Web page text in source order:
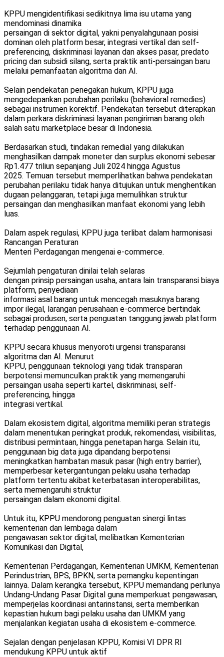
KPPU mengidentifikasi sedikitnya lima isu utama yang
mendominasi dinamika
persaingan di sektor digital, yakni penyalahgunaan posisi
dominan oleh platform besar, integrasi vertikal dan self-
preferencing, diskriminasi layanan dan akses pasar, predato
pricing dan subsidi silang, serta praktik anti-persaingan baru
melalui pemanfaatan algoritma dan AI.
Selain pendekatan penegakan hukum, KPPU juga
mengedepankan perubahan perilaku (behavioral remedies)
sebagai instrumen korektif. Pendekatan tersebut diterapkan
dalam perkara diskriminasi layanan pengiriman barang oleh
salah satu marketplace besar di Indonesia.
Berdasarkan studi, tindakan remedial yang dilakukan
menghasilkan dampak moneter dan surplus ekonomi sebesar
Rp1.477 triliun sepanjang Juli 2024 hingga Agustus
2025. Temuan tersebut memperlihatkan bahwa pendekatan
perubahan perilaku tidak hanya ditujukan untuk menghentikan
dugaan pelanggaran, tetapi juga memulihkan struktur
persaingan dan menghasilkan manfaat ekonomi yang lebih
luas.
Dalam aspek regulasi, KPPU juga terlibat dalam harmonisasi
Rancangan Peraturan
Menteri Perdagangan mengenai e-commerce.
Sejumlah pengaturan dinilai telah selaras
dengan prinsip persaingan usaha, antara lain transparansi biaya
platform, penyediaan
informasi asal barang untuk mencegah masuknya barang
impor ilegal, larangan perusahaan e-commerce bertindak
sebagai produsen, serta penguatan tanggung jawab platform
terhadap penggunaan AI.
KPPU secara khusus menyoroti urgensi transparansi
algoritma dan AI. Menurut
KPPU, penggunaan teknologi yang tidak transparan
berpotensi memunculkan praktik yang memengaruhi
persaingan usaha seperti kartel, diskriminasi, self-
preferencing, hingga
integrasi vertikal.
Dalam ekosistem digital, algoritma memiliki peran strategis
dalam menentukan peringkat produk, rekomendasi, visibilitas,
distribusi permintaan, hingga penetapan harga. Selain itu,
penggunaan big data juga dipandang berpotensi
meningkatkan hambatan masuk pasar (high entry barrier),
memperbesar ketergantungan pelaku usaha terhadap
platform tertentu akibat keterbatasan interoperabilitas,
serta memengaruhi struktur
persaingan dalam ekonomi digital.
Untuk itu, KPPU mendorong penguatan sinergi lintas
kementerian dan lembaga dalam
pengawasan sektor digital, melibatkan Kementerian
Komunikasi dan Digital,
Kementerian Perdagangan, Kementerian UMKM, Kementerian
Perindustrian, BPS, BPKN, serta pemangku kepentingan
lainnya. Dalam kerangka tersebut, KPPU memandang perlunya
Undang-Undang Pasar Digital guna memperkuat pengawasan,
memperjelas koordinasi antarinstansi, serta memberikan
kepastian hukum bagi pelaku usaha dan UMKM yang
menjalankan kegiatan usaha di ekosistem e-commerce.
Sejalan dengan penjelasan KPPU, Komisi VI DPR RI
mendukung KPPU untuk aktif